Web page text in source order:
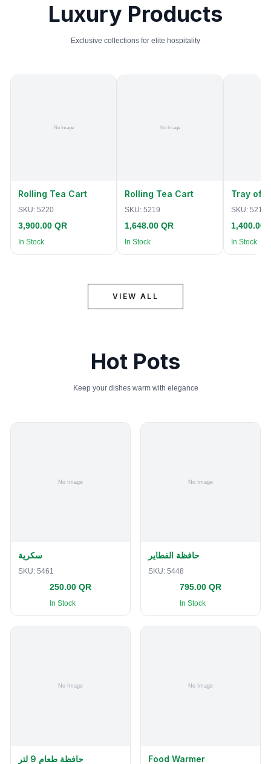
Luxury Products
Exclusive collections for elite hospitality
Rolling Tea Cart
SKU: 5220
3,900.00 QR
In Stock
Rolling Tea Cart
SKU: 5219
1,648.00 QR
In Stock
Tray of
SKU: 5218
1,400.00
In Stock
VIEW ALL
Hot Pots
Keep your dishes warm with elegance
سكرية
SKU: 5461
250.00 QR
In Stock
حافظة الفطاير
SKU: 5448
795.00 QR
In Stock
حافظة طعام 9 لتر Food Warmer